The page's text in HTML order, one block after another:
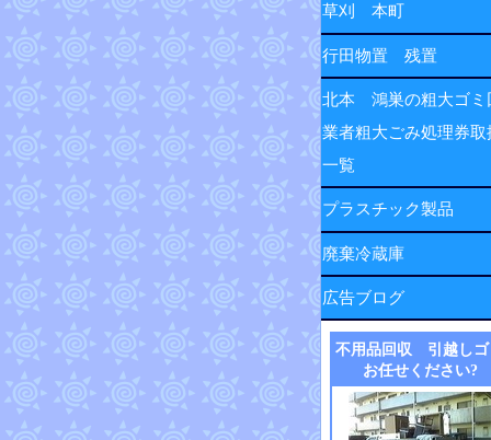
草刈 本町
行田物置 残置
北本 鴻巣の粗大ゴミ
業者粗大ごみ処理券取
一覧
プラスチック製品
廃棄冷蔵庫
広告ブログ
不用品回収 引越しゴ
お任せください?